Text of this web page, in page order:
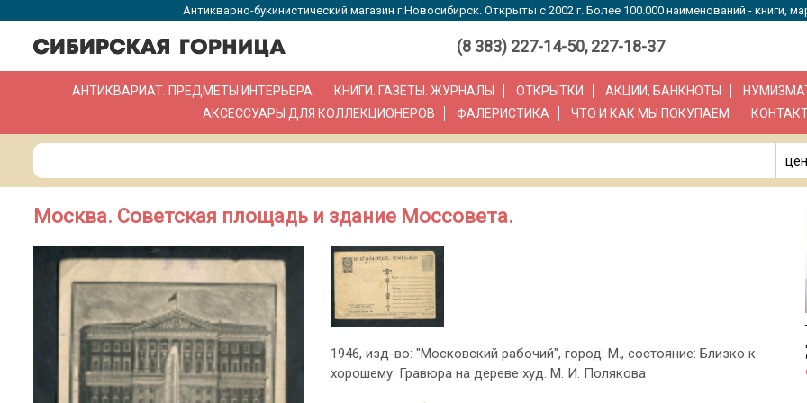
Антикварно-букинистический магазин г.Новосибирск. Открыты с 2002 г. Более 100.000 наименований - книги,
(8 383) 227-14-50, 227-18-37
АНТИКВАРИАТ. ПРЕДМЕТЫ ИНТЕРЬЕРА КНИГИ. ГАЗЕТЫ. ЖУРНАЛЫ ОТКРЫТКИ АКЦИИ, БАНКНОТЫ
АКСЕССУАРЫ ДЛЯ КОЛЛЕКЦИОНЕРОВ
ФАЛЕРИСТИКА ЧТО И КАК МЫ ПОКУПАЕМ
Москва. Советская площадь и здание Моссовета.
1946, изд-во: "Московский рабочий", город: М., состояние: Близко к
хорошему. Гравюра на дереве худ. М. И. Полякова